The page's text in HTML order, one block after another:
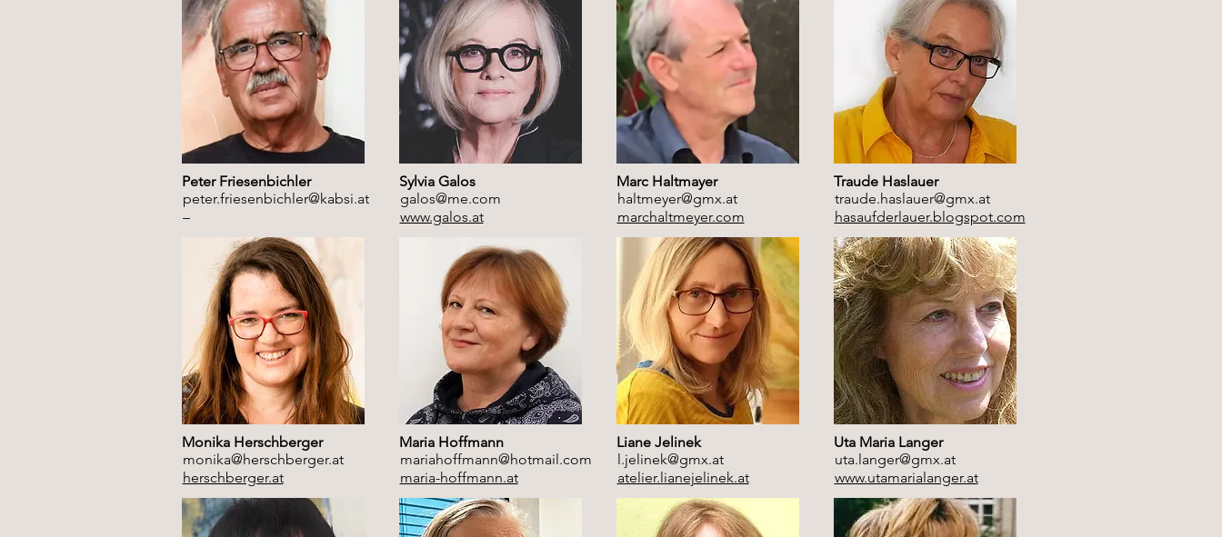
Peter Friesenbichler
peter.friesenbichler@kabsi.at
–
Monika Herschberger
monika@herschberger.at
herschberger.at
Sylvia Galos
galos@me.com
www.galos.at
Maria Hoffmann
mariahoffmann@hotmail.com
maria-hoffmann.at
Marc Haltmayer
haltmeyer@gmx.at
marchaltmeyer.com
Liane Jelinek
l.jelinek@gmx.at
atelier.lianejelinek.at
Traude Haslauer
traude.haslauer@gmx.at
hasaufderlauer.blogspot.com
Uta Maria Langer
uta.langer@gmx.at
www.utamarialanger.at